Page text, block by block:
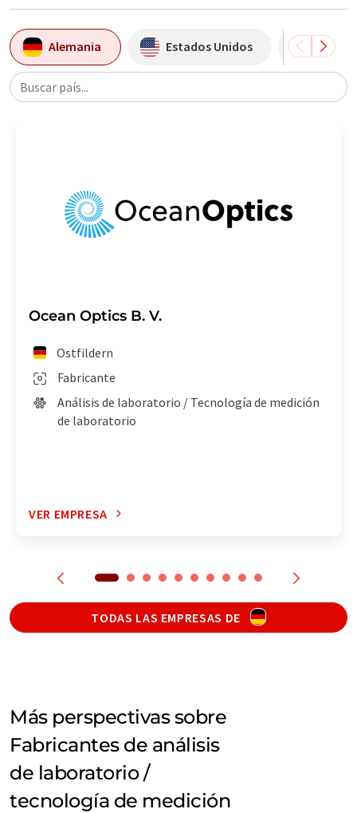
Alemania Estados Unidos China
Buscar país...
Ocean Optics B. V.
Fabricante
Ostfildern
Análisis de laboratorio / Tecnología de medición
de laboratorio
VER EMPRESA
TODAS LAS EMPRESAS DE
Más perspectivas sobre
Fabricantes de análisis
de laboratorio /
tecnología de medición